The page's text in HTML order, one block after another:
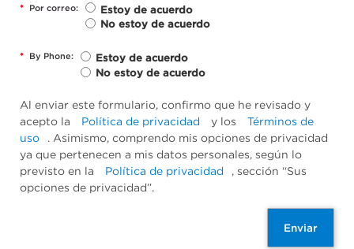
* Por correo:
Estoy de acuerdo
No estoy de acuerdo
* By Phone:
Estoy de acuerdo
No estoy de acuerdo
Al enviar este formulario, confirmo que he revisado y
acepto la
Política de privacidad y los
Términos de
uso
. Asimismo, comprendo mis opciones de privacidad
ya que pertenecen a mis datos personales, según lo
previsto en la
Política de privacidad
, sección “Sus
opciones de privacidad”.
Enviar